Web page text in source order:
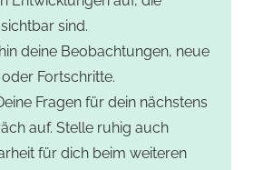
sind.
deine Beobachtungen, neue
Fortschritte.
Fragen für dein nächstens
auf. Stelle ruhig auch
für dich beim weiteren